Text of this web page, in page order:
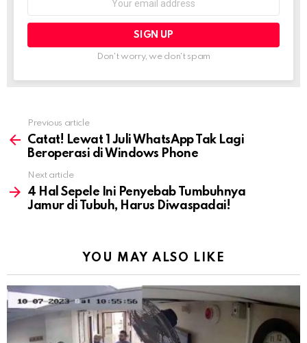
Don't worry, we don't spam
more
Previous article
Catat! Lewat 1 Juli WhatsApp Tak Lagi
Beroperasi di Windows Phone
Next article
4 Hal Sepele Ini Penyebab Tumbuhnya
Jamur di Tubuh, Harus Diwaspadai!
YOU MAY ALSO LIKE